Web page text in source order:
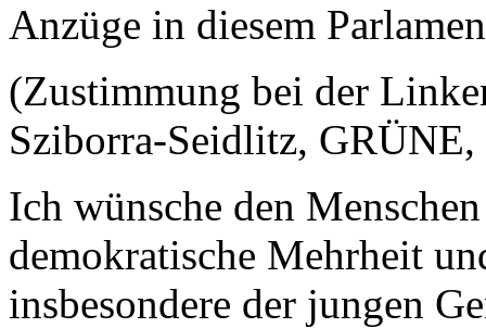
Anzüge in diesem
(Zustimmung bei der
Sziborra-Seidlitz, GRÜNE,
Ich wünsche den
demokratische Mehrheit
insbesondere der jungen